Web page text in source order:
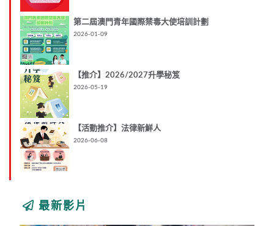
第二屆澳門青年國際禁毒大使培訓計劃
2026-01-09
【推介】2026/2027升學秘笈
2026-05-19
【活動推介】法律新鮮人
2026-06-08
最新影片